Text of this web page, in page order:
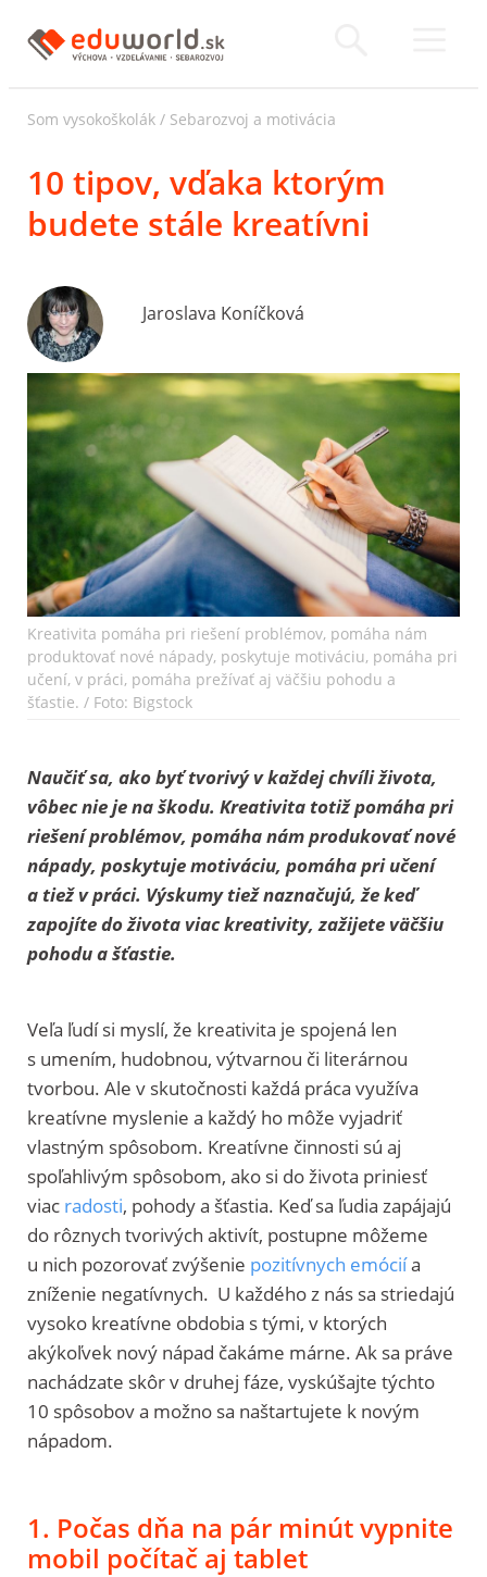
Som vysokoškolák / Sebarozvoj a motivácia
10 tipov, vďaka ktorým
budete stále kreatívni
Jaroslava Koníčková
Kreativita pomáha pri riešení problémov, pomáha nám
produktovať nové nápady, poskytuje motiváciu, pomáha pri
učení, v práci, pomáha prežívať aj väčšiu pohodu a
šťastie. / Foto: Bigstock
Naučiť sa, ako byť tvorivý v každej chvíli života,
vôbec nie je na škodu. Kreativita totiž pomáha pri
riešení problémov, pomáha nám produkovať nové
nápady, poskytuje motiváciu, pomáha pri učení
a tiež v práci. Výskumy tiež naznačujú, že keď
zapojíte do života viac kreativity, zažijete väčšiu
pohodu a šťastie.
Veľa ľudí si myslí, že kreativita je spojená len
s umením, hudobnou, výtvarnou či literárnou
tvorbou. Ale v skutočnosti každá práca využíva
kreatívne myslenie a každý ho môže vyjadriť
vlastným spôsobom. Kreatívne činnosti sú aj
spoľahlivým spôsobom, ako si do života priniesť
viac radosti, pohody a šťastia. Keď sa ľudia zapájajú
do rôznych tvorivých aktivít, postupne môžeme
u nich pozorovať zvýšenie pozitívnych emóciía
zníženie negatívnych. U každého z nás sa striedajú
vysoko kreatívne obdobia s tými, v ktorých
akýkoľvek nový nápad čakáme márne. Ak sa práve
nachádzate skôr v druhej fáze, vyskúšajte týchto
10 spôsobov a možno sa naštartujete k novým
nápadom.
1. Počas dňa na pár minút vypnite
mobil počítač aj tablet